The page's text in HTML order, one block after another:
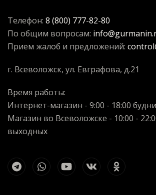
Телефон: 8 (800) 777-82-80
По общим вопросам:
Прием жалоб и предложений:
г. Всеволожск, ул. Евграфова, д.21
Время работы:
Интернет-магазин - 9:00 - 18:00 будни
Магазин во Всеволожске - 10:00 -
выходных